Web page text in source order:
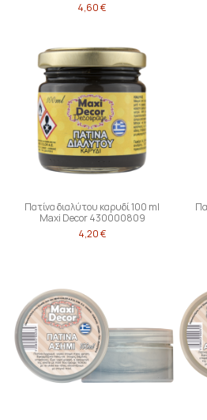
4,60 €
Πατίνα διαλύτου καρυδί 100 ml
Maxi Decor 430000809
4,20 €